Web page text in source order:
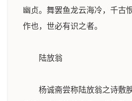
幽贞。舞罢鱼龙云海冷，千古
作也，世必有识之者。
陆放翁
杨诚斋尝称陆放翁之诗敷